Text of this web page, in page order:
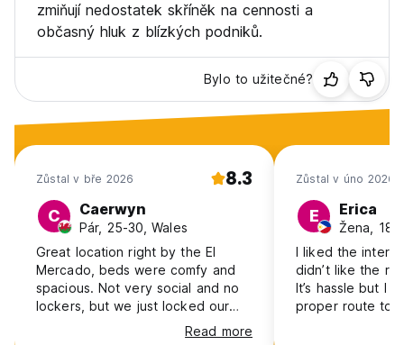
zmiňují nedostatek skříněk na cennosti a
občasný hluk z blízkých podniků.
Bylo to užitečné?
Zůstal v bře 2026 8.3
C Caerwyn
Pár, 25-30, Wales
Great location right by the El
Mercado, beds were comfy and
spacious. Not very social and no
lockers, but we just locked our
belongings in our bags and it was
fine, it’s a small hostel so it felt
Read more
Zůstal v úno 2026
E Erica
Žena, 18-
I liked the
didn’t like the
It’s hassle but I
proper route to